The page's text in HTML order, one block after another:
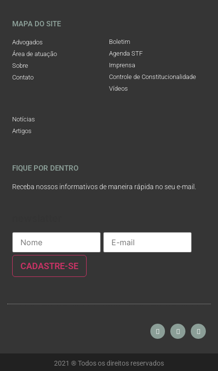
MAPA DO SITE
Advogados
Área de atuação
Sobre
Contato
Boletim
Agenda STF
Imprensa
Controle de Constitucionalidade
Vídeos
Notícias
Artigos
FIQUE POR DENTRO
Receba nossos informativos de maneira rápida no seu e-mail.
2021 ® Todos os direitos reservados